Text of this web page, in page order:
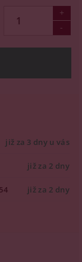
již za 3 dny u vás
již za 2 dny
již za 2 dny